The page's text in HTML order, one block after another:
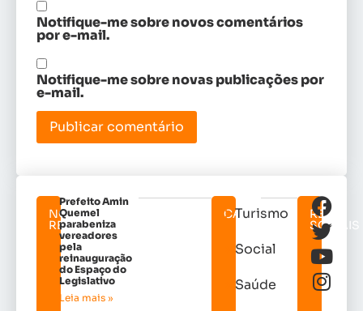
Notifique-me sobre novos comentários
por e-mail.
Notifique-me sobre novas publicações por
e-mail.
NOTICIAS
RELACIONADAS
Prefeito Amin
Quemel
parabeniza
vereadores
pela
reinauguração
do Espaço do
Legislativo
Leia mais »
CATEGORIAS
Turismo
Social
Saúde
REDES
SOCIAIS